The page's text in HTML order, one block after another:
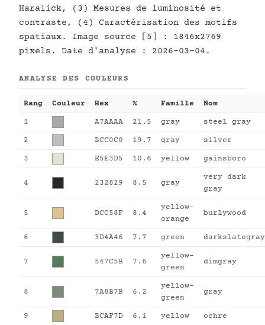
Haralick, (3) Mesures de luminosité et
contraste, (4) Caractérisation des motifs
spatiaux. Image source [5] : 1846x2769
pixels. Date d'analyse : 2026-03-04.
ANALYSE DES COULEURS
Rang Couleur Hex % Famille Nom
1 A7AAAA 21.5 gray steel gray
2 BCC0C0 19.7 gray silver
3 E5E3D5 10.6 yellow gainsboro
4 232829 8.5 gray
very dark
gray
5 DCC58F 8.4
yellow-
orange
burlywood
6 3D4A46 7.7 green darkslategray
7 547C5B 7.6
yellow-
green
dimgray
8 7A8B7B 6.2
yellow-
green
gray
9 BCAF7D 6.1 yellow ochre